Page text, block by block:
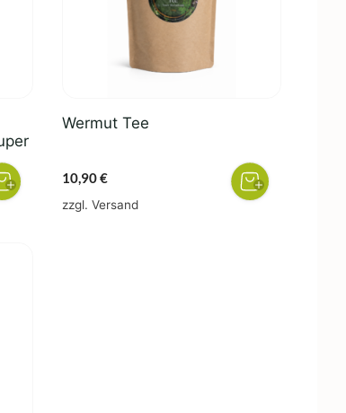
Wermut Tee
10,90€
zzgl. Versand